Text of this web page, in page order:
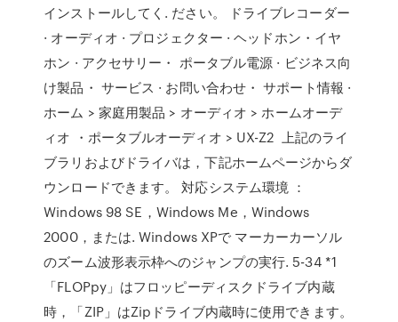
インストールしてく. ださい。 ドライブレコーダー
· オーディオ · プロジェクター · ヘッドホン・イヤ
ホン · アクセサリー・ ポータブル電源 · ビジネス向
け製品・ サービス · お問い合わせ・ サポート情報 ·
ホーム > 家庭用製品 > オーディオ > ホームオーデ
ィオ ・ポータブルオーディオ > UX-Z2 上記のライ
ブラリおよびドライバは，下記ホームページからダ
ウンロードできます。 対応システム環境 ：
Windows 98 SE，Windows Me，Windows
2000，または. Windows XPで マーカーカーソル
のズーム波形表示枠へのジャンプの実行. 5-34 *1
「FLOPpy」はフロッピーディスクドライブ内蔵
時，「ZIP」はZipドライブ内蔵時に使用できます。